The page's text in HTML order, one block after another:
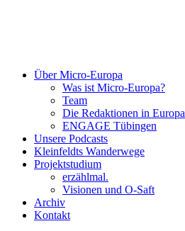
Über Micro-Europa
Was ist Micro-Europa?
Team
Die Redaktionen in Europa
ENGAGE Tübingen
Unsere Podcasts
Kleinfeldts Wanderwege
Projektstudium
erzählmal.
Visionen und O-Saft
Archiv
Kontakt